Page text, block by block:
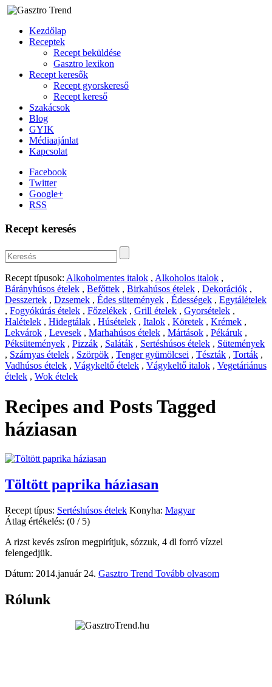
Kezdőlap
Receptek
Recept beküldése
Gasztro lexikon
Recept keresők
Recept gyorskereső
Recept kereső
Szakácsok
Blog
GYIK
Médiaajánlat
Kapcsolat
Facebook
Twitter
Google+
RSS
Recept keresés
Recept típusok: Alkoholmentes italok , Alkoholos italok ,
Bárányhúsos ételek , Befőttek , Birkahúsos ételek , Dekorációk ,
Desszertek , Dzsemek , Édes sütemények , Édességek , Egytálételek
, Fogyókúrás ételek , Főzelékek , Grill ételek , Gyorsételek ,
Halételek , Hidegtálak , Húsételek , Italok , Köretek , Krémek ,
Lekvárok , Levesek , Marhahúsos ételek , Mártások , Pékáruk ,
Péksütemények , Pizzák , Saláták , Sertéshúsos ételek , Sütemények
, Szárnyas ételek , Szörpök , Tenger gyümölcsei , Tészták , Torták ,
Vadhúsos ételek , Vágykeltő ételek , Vágykeltő italok , Vegetáriánus
ételek , Wok ételek
Recipes and Posts Tagged
háziasan
Töltött paprika háziasan
Recept típus: Sertéshúsos ételek Konyha: Magyar
Átlag értékelés: (0 / 5)
A rizst kevés zsíron megpirítjuk, sózzuk, 4 dl forró vízzel
felengedjük.
Dátum: 2014.január 24. Gasztro Trend Tovább olvasom
Rólunk